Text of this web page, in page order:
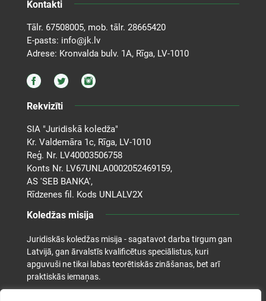
Kontakti
Tālr. 67508005, mob. tālr. 28665420
E-pasts: info@jk.lv
Adrese: Kronvalda bulv. 1A, Rīga, LV-1010
Rekvizīti
SIA "Juridiskā koledža"
Kr. Valdemāra 1c, Rīga, LV-1010
Reģ. Nr. LV40003506758
Konts Nr. LV67UNLA0002052469159,
AS 'SEB BANKA',
Rīdzenes fil. Kods UNLALV2X
Koledžas misija
Juridiskās koledžas misija - sagatavot darba tirgum gan
Latvijā, gan ārvalstīs kvalificētus speciālistus, kuri
apguvuši ne tikai labas teorētiskās zināšanas, bet arī
praktiskās iemaņas.